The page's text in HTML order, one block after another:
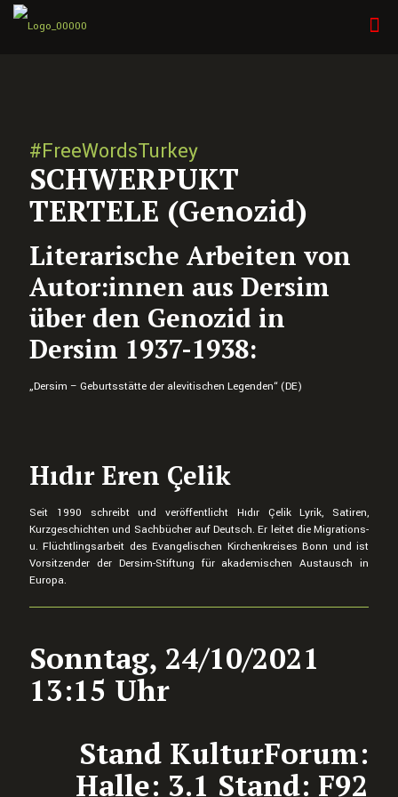
#FreeWordsTurkey
SCHWERPUKT
TERTELE (Genozid)
Literarische Arbeiten von
Autor:innen aus Dersim
über den Genozid in
Dersim 1937-1938:
„Dersim – Geburtsstätte der alevitischen Legenden“ (DE)
Hıdır Eren Çelik
Seit 1990 schreibt und veröffentlicht Hıdır Çelik Lyrik, Satiren,
Kurzgeschichten und Sachbücher auf Deutsch. Er leitet die Migrations-
u. Flüchtlingsarbeit des Evangelischen Kirchenkreises Bonn und ist
Vorsitzender der Dersim-Stiftung für akademischen Austausch in
Europa.
Sonntag, 24/10/2021
13:15 Uhr
Stand KulturForum:
Halle: 3.1 Stand: F92